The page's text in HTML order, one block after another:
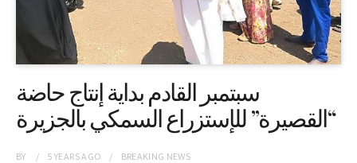
سبتمبر القادم بداية إنتاج حاضة
“القصيرة” للإستزراع السمكي بالجزيرة
BY 5 YEARSAGO BREAKING NEWS